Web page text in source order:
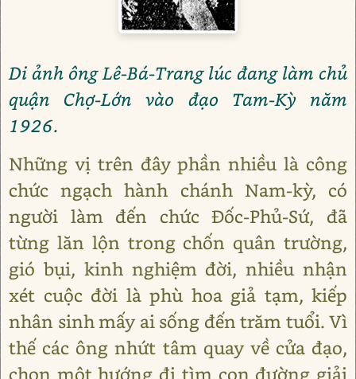
Di ảnh ông Lê-Bá-Trang lúc đang làm chủ
quận Chợ-Lớn vào đạo Tam-Kỳ năm
1926.
Những vị trên đây phần nhiều là công
chức ngạch hành chánh Nam-kỳ, có
người làm đến chức Đốc-Phủ-Sứ, đã
từng lăn lộn trong chốn quân trường,
gió bụi, kinh nghiệm đời, nhiều nhận
xét cuộc đời là phù hoa giả tạm, kiếp
nhân sinh mấy ai sống đến trăm tuổi. Vì
thế các ông nhứt tâm quay về cửa đạo,
chọn một hướng đi tìm con đường giải